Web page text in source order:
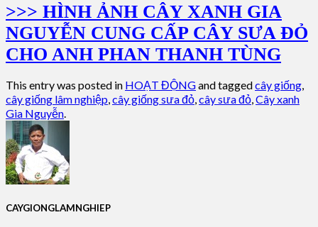
>>> HÌNH ẢNH CÂY XANH GIA
NGUYỄN CUNG CẤP CÂY SƯA ĐỎ
CHO ANH PHAN THANH TÙNG
This entry was posted in HOẠT ĐỘNGand taggedcây giống,
cây giống lâm nghiệp,cây giống sưa đỏ,cây sưa đỏ,Cây xanh
Gia Nguyễn.
CAYGIONGLAMNGHIEP